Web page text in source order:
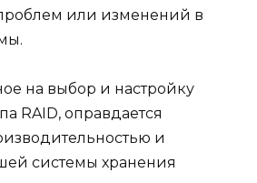
или изменений в
на выбор и настройку
RAID, оправдается
и
системы хранения